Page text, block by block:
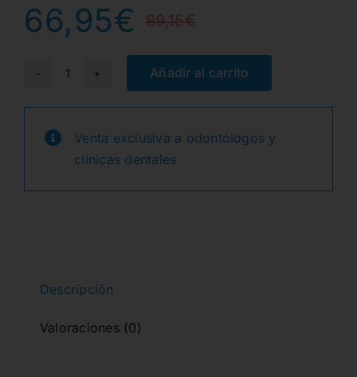
89,15€El
precio
original
era:
89,15€.
66,95€
El
precio
actual
es:
66,95€.
6225B
FILTEK
MATCH
FLOW
JER.
Añadir al carrito
Venta exclusiva a odontólogos y
clínicas dentales
Descripción
Valoraciones (0)